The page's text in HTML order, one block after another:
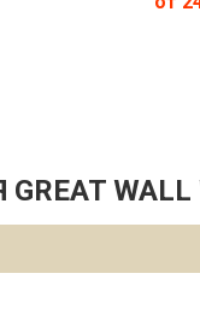
WALL